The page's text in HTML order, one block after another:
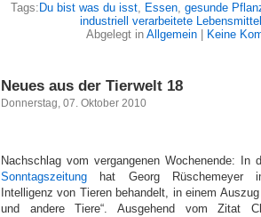
Tags: Du bist was du isst, Essen, gesunde
industriell verarbeitete Lebensmittel
Abgelegt in Allgemein Keine
Neues aus der Tierwelt 18
Donnerstag, 07. Oktober 2010
Nachschlag vom vergangenen Wochenende: In
Sonntagszeitung hat Georg Rüschemeyer
Intelligenz von Tieren behandelt, in einem
und andere Tiere“. Ausgehend vom Zitat